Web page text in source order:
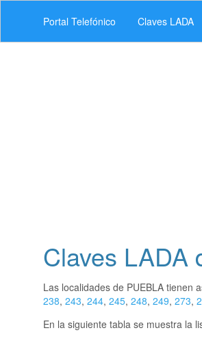
Portal Telefónico Claves LADA
Claves LADA
Las localidades de PUEBLA tienen
238, 243, 244, 245, 248, 249, 273,
En la siguiente tabla se muestra la